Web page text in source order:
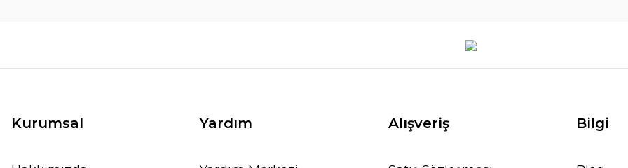
Kurumsal Yardım Alışveriş Bilgi